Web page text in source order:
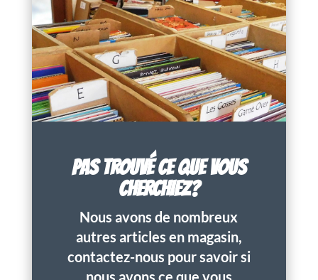
PAS TROUVÉ CE QUE VOUS
CHERCHIEZ?
Nous avons de nombreux
autres articles en magasin,
contactez-nous pour savoir si
nous avons ce que vous